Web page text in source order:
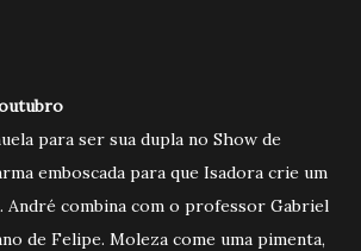
para ser sua dupla no Show de
emboscada para que Isadora crie um
André combina com o professor Gabriel
de Felipe. Moleza come uma pimenta,